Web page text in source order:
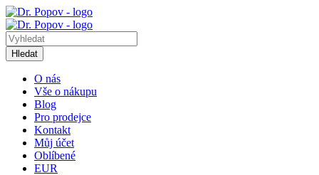
Hledat
O nás
Vše o nákupu
Blog
Pro prodejce
Kontakt
Můj účet
Oblíbené
EUR